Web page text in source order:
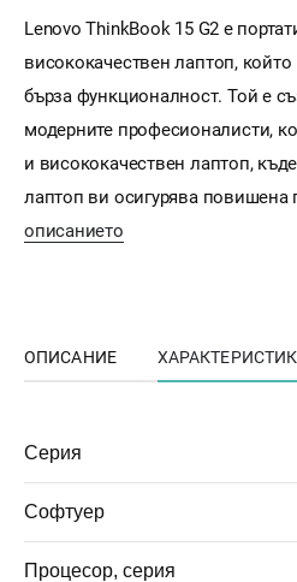
Lenovo ThinkBook 15 G2 е
висококачествен лаптоп,
бърза функционалност. Той е
модерните професионалисти,
и висококачествен лаптоп,
лаптоп ви осигурява повишена
описанието
ОПИСАНИЕ
Серия
Софтуер
Процесор, серия